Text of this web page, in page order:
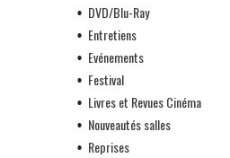
DVD/Blu-Ray
Entretiens
Evénements
Festival
Livres et Revues Cinéma
Nouveautés salles
Reprises